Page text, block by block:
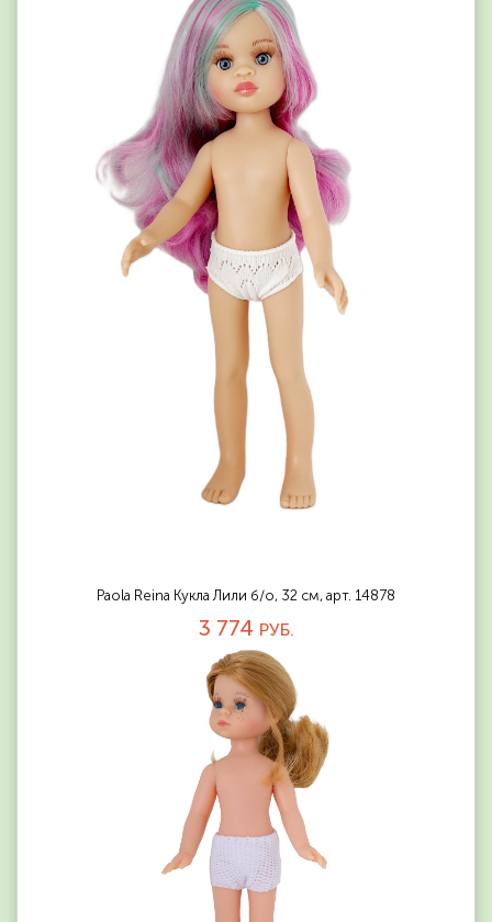
Paola Reina Кукла Лили б/о, 32 см, арт. 14878
3 774 РУБ.